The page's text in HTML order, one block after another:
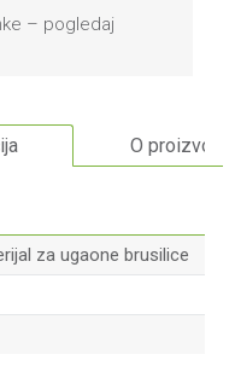
– pogledaj
O proizvodu
za ugaone brusilice